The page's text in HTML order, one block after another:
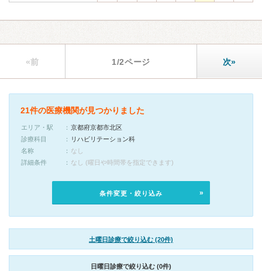
«前 1/2ページ 次»
21件の医療機関が見つかりました
エリア・駅
京都府京都市北区
診療科目
リハビリテーション科
名称
なし
詳細条件
なし (曜日や時間帯を指定できます)
条件変更・絞り込み
土曜日診療で絞り込む (20件)
日曜日診療で絞り込む (0件)